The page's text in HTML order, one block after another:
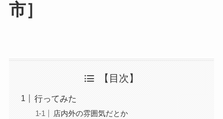
市］
【目次】
行ってみた
店内外の雰囲気だとか